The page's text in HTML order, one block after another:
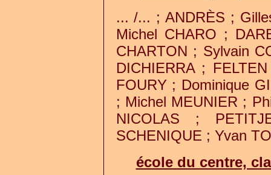
... /... ; ANDRÈS ;
Michel CHARO ;
CHARTON ; Sylvain
DICHIERRA ;
FOURY ; Dominique
; Michel MEUNIER ;
NICOLAS ;
SCHENIQUE ; Yvan
école du centre,